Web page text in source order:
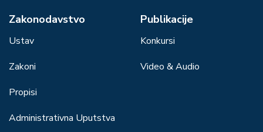
Zakonodavstvo
Ustav
Zakoni
Propisi
Administrativna Uputstva
Publikacije
Konkursi
Video & Audio